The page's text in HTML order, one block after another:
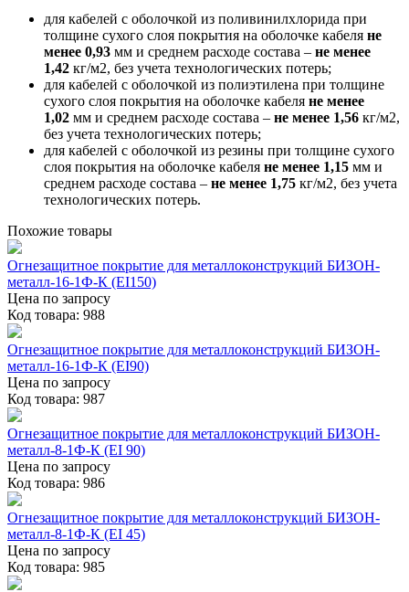
для кабелей с оболочкой из поливинилхлорида при
толщине сухого слоя покрытия на оболочке кабеля не
менее 0,93 мм и среднем расходе состава – не менее
1,42 кг/м2, без учета технологических потерь;
для кабелей с оболочкой из полиэтилена при толщине
сухого слоя покрытия на оболочке кабеля не менее
1,02 мм и среднем расходе состава – не менее 1,56 кг/м2,
без учета технологических потерь;
для кабелей с оболочкой из резины при толщине сухого
слоя покрытия на оболочке кабеля не менее 1,15 мм и
среднем расходе состава – не менее 1,75 кг/м2, без учета
технологических потерь.
Похожие товары
Огнезащитное покрытие для металлоконструкций БИЗОН-
металл-16-1Ф-К (EI150)
Цена по запросу
Код товара: 988
Огнезащитное покрытие для металлоконструкций БИЗОН-
металл-16-1Ф-К (EI90)
Цена по запросу
Код товара: 987
Огнезащитное покрытие для металлоконструкций БИЗОН-
металл-8-1Ф-К (EI 90)
Цена по запросу
Код товара: 986
Огнезащитное покрытие для металлоконструкций БИЗОН-
металл-8-1Ф-К (EI 45)
Цена по запросу
Код товара: 985